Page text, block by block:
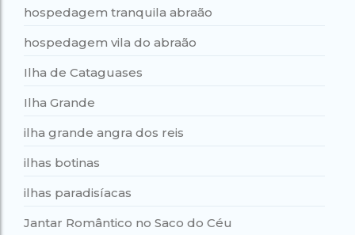
hospedagem tranquila abraão
hospedagem vila do abraão
Ilha de Cataguases
Ilha Grande
ilha grande angra dos reis
ilhas botinas
ilhas paradisíacas
Jantar Romântico no Saco do Céu